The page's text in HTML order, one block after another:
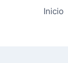
Inicio